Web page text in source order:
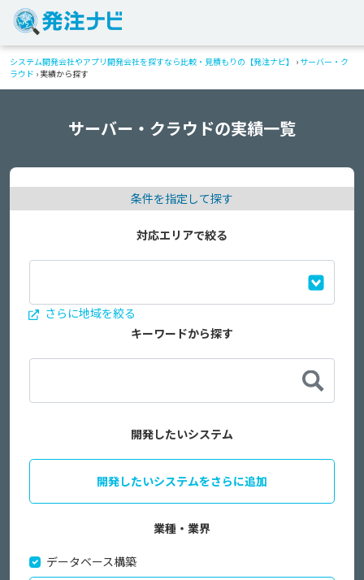
システム開発会社やアプリ開発会社を探すなら比較・見積もりの【発注ナビ】 › サーバー・ク
ラウド › 実績から探す
サーバー・クラウドの実績一覧
条件を指定して探す
対応エリアで絞る
さらに地域を絞る
キーワードから探す
開発したいシステム
開発したいシステムをさらに追加
業種・業界
データベース構築